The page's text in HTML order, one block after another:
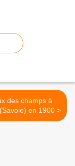
des champs à
Marthod (Savoie) en 1900 >